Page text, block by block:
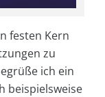
festen Kern
zu
ich ein
beispielsweise